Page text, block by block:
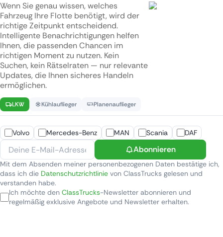
Wenn Sie genau wissen, welches
Fahrzeug Ihre Flotte benötigt, wird der
richtige Zeitpunkt entscheidend.
Intelligente Benachrichtigungen helfen
Ihnen, die passenden Chancen im
richtigen Moment zu nutzen. Kein
Suchen, kein Rätselraten — nur relevante
Updates, die Ihnen sicheres Handeln
ermöglichen.
LKW Kühlauflieger Planenauflieger
Volvo Mercedes-Benz MAN Scania DAF
Abonnieren
Mit dem Absenden meiner personenbezogenen Daten bestätige ich,
dass ich die Datenschutzrichtlinie von ClassTrucks gelesen und
verstanden habe.
Ich möchte den ClassTrucks-Newsletter abonnieren und
regelmäßig exklusive Angebote und Newsletter erhalten.